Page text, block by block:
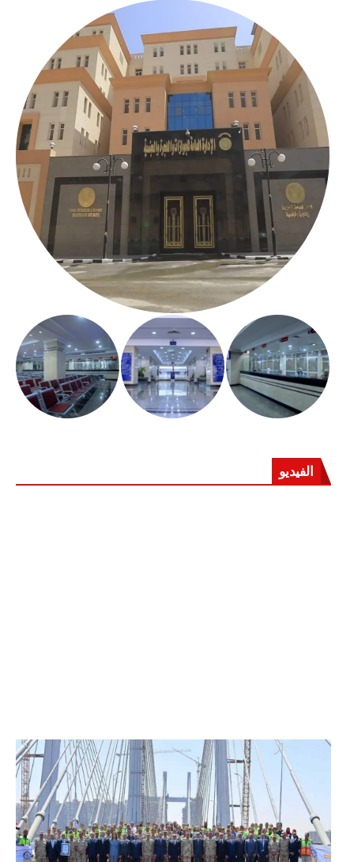
الفيديو
الرئيس عبد الفتاح السيسي يفتتح محور روض الفرج
وكوبري تحيا مصر